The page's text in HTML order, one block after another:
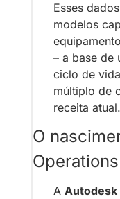
Esses
modelos
– a base de
ciclo de
múltiplo de
receita atual.
O
A Autodesk